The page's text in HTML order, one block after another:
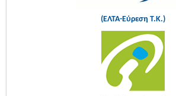
(ΕΛΤΑ-Εύρεση Τ.Κ.)